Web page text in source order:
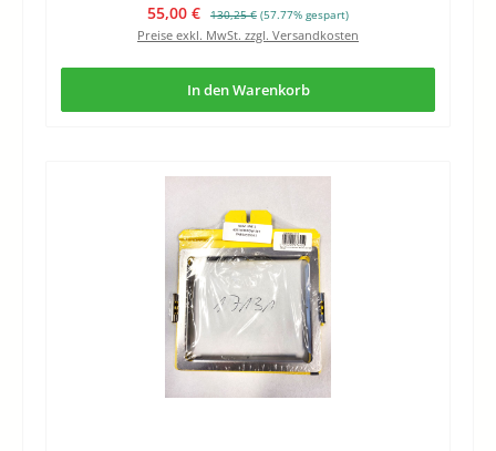
Verkaufspreis:
55,00 € Regulärer Preis:
130,25 € (57.77% gespart)
Preise exkl. MwSt. zzgl. Versandkosten
In den Warenkorb